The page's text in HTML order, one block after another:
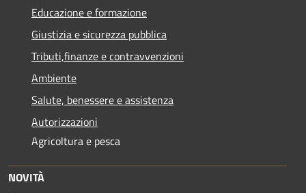
Educazione e formazione
Giustizia e sicurezza pubblica
Tributi,finanze e contravvenzioni
Ambiente
Salute, benessere e assistenza
Autorizzazioni
Agricoltura e pesca
NOVITÀ